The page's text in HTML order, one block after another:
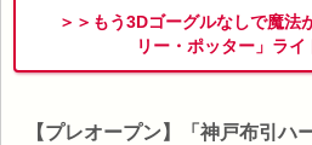
＞＞もう3Dゴーグルなしで魔法
リー・ポッター」ラ
【プレオープン】「神戸布引ハ